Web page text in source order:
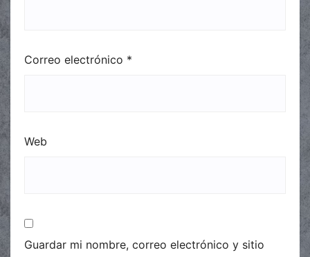
Correo electrónico *
Web
Guardar mi nombre, correo electrónico y sitio